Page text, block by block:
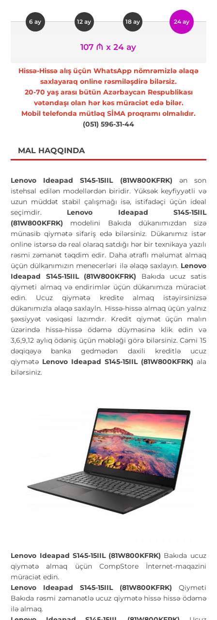
6 ay 12 ay 18 ay 24 ay
107 ₼ x 24 ay
Hissə-Hissə alış üçün WhatsApp nömrəmizlə əlaqə
saxlayaraq online rəsmiləşdirə bilərsiz.
20-70 yaş arası bütün Azərbaycan Respublikası
vətəndaşı olan hər kəs müraciət edə bilər.
Mobil telefonda mütləq SİMA proqramı olmalıdır.
(051) 596-31-44
MAL HAQQINDA
Lenovo Ideapad S145-15IIL (81W800KFRK) ən son
istehsal edilən modellərdən biridir. Yüksək keyfiyyətli və
uzun müddət stabil çalışmağı isə, istifadəçi üçün ideal
seçimdir. Lenovo Ideapad S145-15IIL
(81W800KFRK) modelini Bakıda dükanımızdan sizə
münasib qiymətə sifariş edə bilərsiniz. Dükanımız istər
online istərsə də real olaraq satdığı hər bir texnikaya yazılı
rəsmi zəmanət təqdim edir. Daha ətraflı məlumat almaq
üçün dülkanımızın menecerləri ilə əlaqə saxlayın. Lenovo
Ideapad S145-15IIL (81W800KFRK) Bakıda ucuz satis
qiymeti almaq və endirimlər üçün dükanımıza müraciət
edin. Ucuz qiymətə kredite almaq istəyirsinizsə
dükanımızla əlaqə saxlayln. Hissə-hissə almaq üçün yalnız
şəxsiyyət vəsiqəsi lazımdır. Kredit qiymət üçün malın
üzərində hissə-hissə ödəmə düyməsinə klik edin və
3,6,9,12 aylıq ödəniş üçün məbləği görə bilərsiniz. Cəmi 15
dəqiqəyə banka gedmədən daxili kreditlə ucuz
qiymətə Lenovo Ideapad S145-15IIL (81W800KFRK) ala
bilərsiniz.
Lenovo Ideapad S145-15IIL (81W800KFRK) Bakıda ucuz
qiymətə almaq üçün CompStore İnternet-maqazini
müraciət edin.
Lenovo Ideapad S145-15IIL (81W800KFRK) Qiymeti
Bakıda rəsmi zəmanətlə ucuz qiymətə hissə hissə ödəmə
ilə almaq.